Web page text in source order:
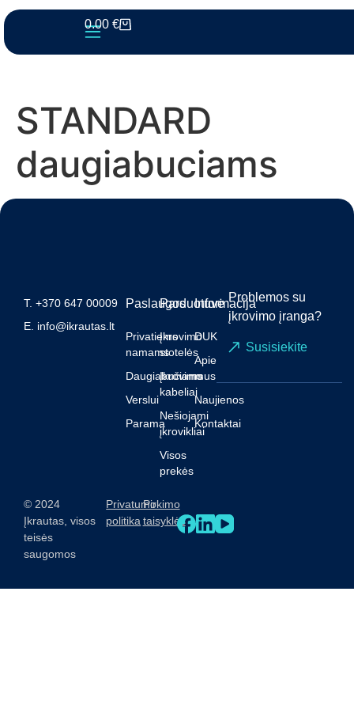
0.00 €
STANDARD
daugiabuciams
T. +370 647 00009
E. info@ikrautas.lt
Paslaugos
Privatiems
namams
Daugiabučiams
Verslui
Parama
Parduotuvė
Įkrovimo
stotelės
Įkrovimo
kabeliai
Nešiojami
įkrovikliai
Visos
prekės
Informacija
DUK
Apie
mus
Naujienos
Kontaktai
Problemos su
įkrovimo įranga?
Susisiekite
© 2024
Įkrautas, visos
teisės
saugomos
Privatumo
politika
Pirkimo
taisyklės